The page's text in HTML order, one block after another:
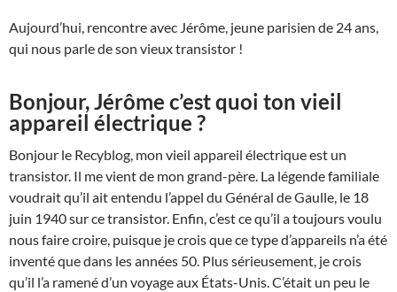
Aujourd’hui, rencontre avec Jérôme, jeune parisien de 24 ans,
qui nous parle de son vieux transistor !
Bonjour, Jérôme c’est quoi ton vieil
appareil électrique ?
Bonjour le Recyblog, mon vieil appareil électrique est un
transistor. Il me vient de mon grand-père. La légende familiale
voudrait qu’il ait entendu l’appel du Général de Gaulle, le 18
juin 1940 sur ce transistor. Enfin, c’est ce qu’il a toujours voulu
nous faire croire, puisque je crois que ce type d’appareils n’a été
inventé que dans les années 50. Plus sérieusement, je crois
qu’il l’a ramené d’un voyage aux États-Unis. C’était un peu le